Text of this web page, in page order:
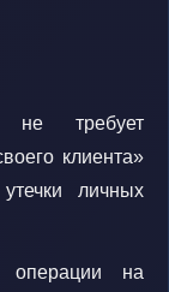
требует
клиента»
личных
на